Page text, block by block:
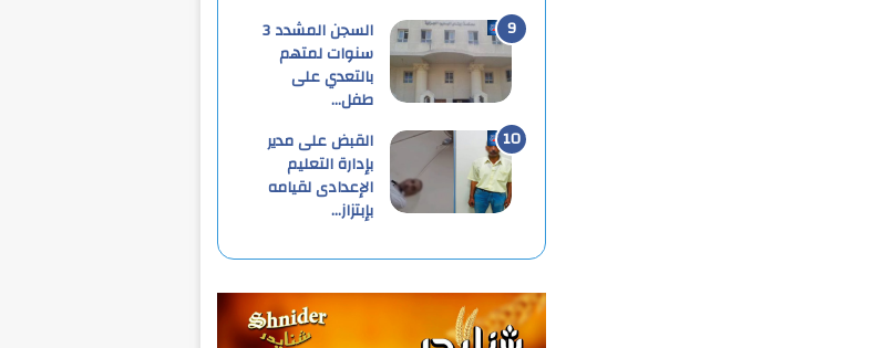
السجن المشدد 3
سنوات لمتهم
بالتعدي على
طفل…
القبض على مدير
بإدارة التعليم
الإعدادى لقيامه
بإبتزاز…